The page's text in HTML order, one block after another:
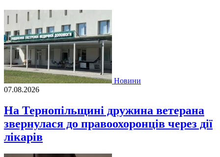
Новини
07.08.2026
На Тернопільщині дружина ветерана
звернулася до правоохоронців через дії
лікарів